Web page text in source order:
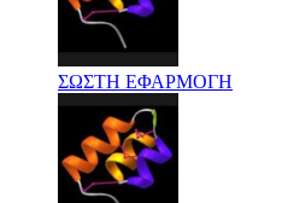
ΣΩΣΤΗ ΕΦΑΡΜΟΓΗ